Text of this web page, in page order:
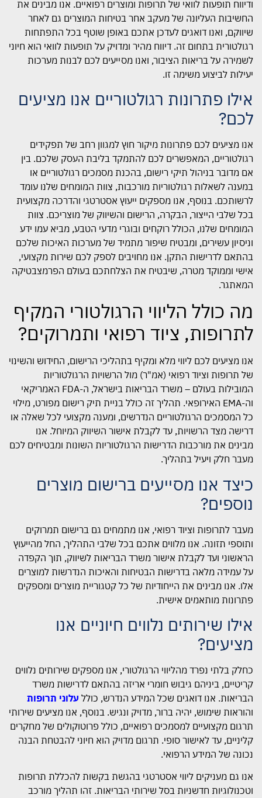
ודיווח תופעות לוואי של תרופות ומוצרים רפואיים. אנו מבינים את
החשיבות העליונה של מעקב אחר בטיחות המוצרים גם לאחר
שיווקם, ואנו דואגים לעדכן אתכם באופן שוטף בכל התפתחות
רגולטורית בתחום זה. דיווח מהיר ומדויק על תופעות לוואי הוא חיוני
לשמירה על בריאות הציבור, ואנו מסייעים לכם לבנות מערכות
יעילות לביצוע משימה זו.
אילו פתרונות רגולטוריים אנו מציעים
לכם?
אנו מציעים לכם פתרונות מיקור חוץ למגוון רחב של תפקידים
רגולטוריים, המאפשרים לכם להתמקד בליבת העסק שלכם. בין
אם מדובר בניהול תיקי רישום, בהכנת מסמכים רגולטוריים או
במענה לשאלות רגולטוריות מורכבות, צוות המומחים שלנו עומד
לרשותכם. בנוסף, אנו מספקים ייעוץ אסטרטגי והדרכה מקצועית
בכל שלבי הייצור, הבקרה, הרישום והשיווק של מוצריכם. צוות
המומחים שלנו, הכולל רוקחים ובוגרי מדעי הטבע, מביא עמו ידע
וניסיון עשירים, ומבטיח שיפור מתמיד של מערכות האיכות שלכם
בהתאם לדרישות התקן. אנו מחויבים לספק לכם שירות מקצועי,
אישי וממוקד מטרה, שיבטיח את הצלחתכם בעולם הפרמצבטיקה
המאתגר.
מה כולל הליווי הרגולטורי המקיף
לתרופות, ציוד רפואי ותמרוקים?
אנו מציעים לכם ליווי מלא ומקיף בתהליכי הרישום, החידוש והשינוי
של תרופות וציוד רפואי (אמ"ר) מול הרשויות הרגולטוריות
המובילות בעולם – משרד הבריאות בישראל, ה-FDA האמריקאי
וה-EMA האירופאי. תהליך זה כולל בניית תיק רישום מפורט, מילוי
כל המסמכים הרגולטוריים הנדרשים, ומענה מקצועי לכל שאלה או
דרישה מצד הרשויות, עד לקבלת אישור השיווק המיוחל. אנו
מבינים את מורכבות הדרישות הרגולטוריות השונות ומבטיחים לכם
מעבר חלק ויעיל בתהליך.
כיצד אנו מסייעים ברישום מוצרים
נוספים?
מעבר לתרופות וציוד רפואי, אנו מתמחים גם ברישום תמרוקים
ותוספי תזונה. אנו מלווים אתכם בכל שלבי התהליך, החל מהייעוץ
הראשוני ועד לקבלת אישור משרד הבריאות לשיווק, תוך הקפדה
על עמידה מלאה בדרישות הבטיחות והאיכות הנדרשות למוצרים
אלו. אנו מבינים את הייחודיות של כל קטגוריית מוצרים ומספקים
פתרונות מותאמים אישית.
אילו שירותים נלווים חיוניים אנו
מציעים?
כחלק בלתי נפרד מהליווי הרגולטורי, אנו מספקים שירותים נלווים
קריטיים, ביניהם גיבוש חומרי אריזה בהתאם לדרישות משרד
הבריאות. אנו דואגים שכל המידע הנדרש, כולל עלוני תרופות
והוראות שימוש, יהיה ברור, מדויק ונגיש. בנוסף, אנו מציעים שירותי
תרגום מקצועיים למסמכים רפואיים, כולל פרוטוקולים של מחקרים
קליניים, עד לאישור סופי. תרגום מדויק הוא חיוני להבטחת הבנה
נכונה של המידע הרפואי.
אנו גם מעניקים ליווי אסטרטגי בהגשת בקשות להכללת תרופות
וטכנולוגיות חדשניות בסל שירותי הבריאות. זהו תהליך מורכב